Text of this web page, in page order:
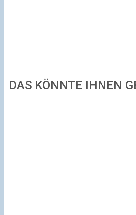
DAS KÖNNTE IHNEN